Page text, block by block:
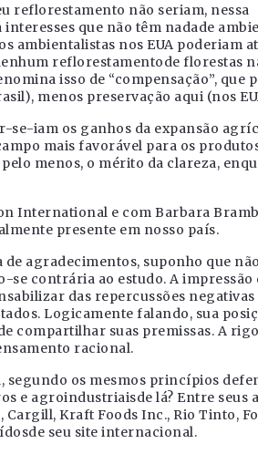
reflorestamento não seriam, nessa
que não têm nadade
ambientalistas nos EUA poderiam
reflorestamentode florestas
isso de “compensação”, que
menos preservação aqui (nos
se-iam os ganhos da expansão
mais favorável para os
menos, o mérito da clareza,
International e com Barbara
presente em nosso país.
agradecimentos, suponho que
contrária ao estudo. A impressão
das repercussões negativas
Logicamente falando, sua
compartilhar suas premissas. A
racional.
segundo os mesmos princípios
e agroindustriaisde lá? Entre seus
Cargill, Kraft Foods Inc., Rio Tinto,
seu site internacional.